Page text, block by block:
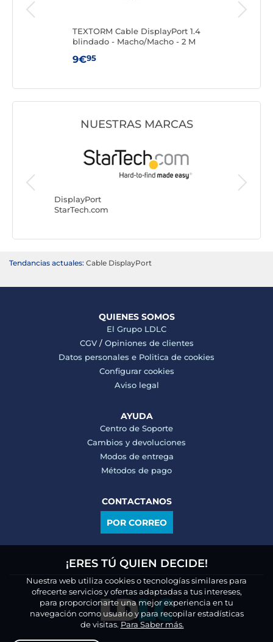
TEXTORM Cable DisplayPort 1.4
blindado - Macho/Macho - 2 M
9€95
NUESTRAS MARCAS
DisplayPort
StarTech.com
Tendancias actuales: Cable DisplayPort
QUIENES SOMOS
El Grupo LDLC
CGV/ Opiniones de clientes
Datos personales e Politica de cookies
Configurar cookies
Aviso legal
AYUDA
Centro de Soporte
Cambios y devoluciones
Modos de entrega
Métodos de pago
CONTACTANOS
POR CORREO
¡ERES TÚ QUIEN DECIDE!
Nuestra web utiliza cookies o tecnologías similares para
ofrecerte servicios y ofertas adaptadas a tus intereses,
para proporcionarte una mejor experiencia en tu
navegación como usuario y para recopilar estadísticas
de visitas. Para Saber más.